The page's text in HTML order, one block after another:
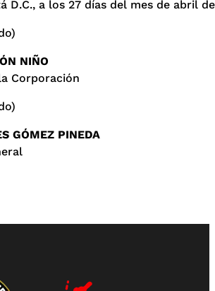
D.C., a los 27 días del mes de abril
NIÑO
Corporación
GÓMEZ PINEDA